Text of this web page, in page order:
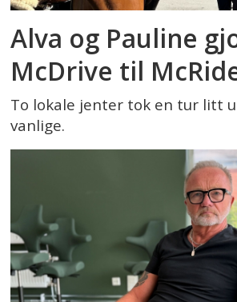
Alva og Pauline
McDrive til
To lokale jenter tok en tur litt
vanlige.